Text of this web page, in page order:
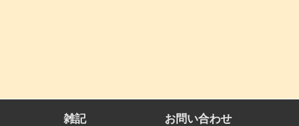
雑記 お問い合わせ